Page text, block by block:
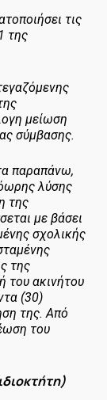
τις
της
μείωση
σύμβασης.
παραπάνω,
λύσης
της
με βάσει
σχολικής
της
του ακινήτου
(30)
της. Από
του